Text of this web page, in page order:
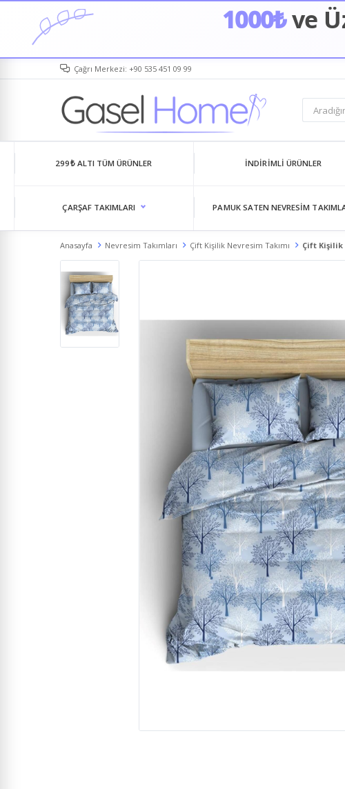
1000₺ve
Çağrı Merkezi: +90 535 451 09 99
299₺ ALTI TÜM ÜRÜNLER İNDIRIMLI ÜRÜNLER
ÇARŞAF TAKIMLARI PAMUK SATEN NEVRESIM
Anasayfa Nevresim Takımları Çift Kişilik Nevresim Takımı Çift Kişilik